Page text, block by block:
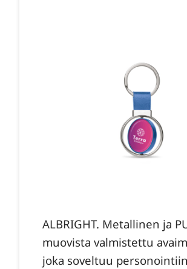
ALBRIGHT. Metallinen ja
muovista valmistettu
joka soveltuu personointiin